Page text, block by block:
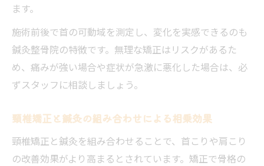
ます。
施術前後で首の可動域を測定し、変化を実感できるのも
鍼灸整骨院の特徴です。無理な矯正はリスクがあるた
め、痛みが強い場合や症状が急激に悪化した場合は、必
ずスタッフに相談しましょう。
頸椎矯正と鍼灸の組み合わせによる相乗効果
頸椎矯正と鍼灸を組み合わせることで、首こりや肩こり
の改善効果がより高まるとされています。矯正で骨格の